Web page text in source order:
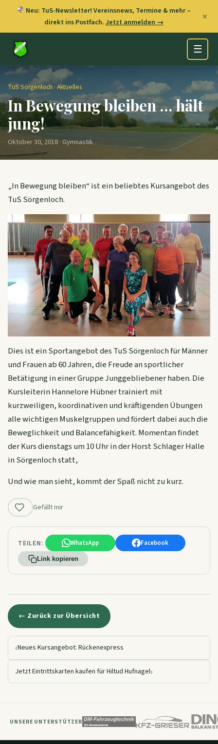
Neu: TuS-Newsletter! Vereinsnews, Termine & mehr –
direkt ins Postfach.Jetzt anmelden →
✕
☰
TuS Sörgenloch · Aktuelles
In Bewegung bleiben … hält
jung!
Oktober 30, 2018 · Gymnastik
„In Bewegung bleiben“ ist ein beliebtes Kursangebot des
TuS Sörgenloch.
Dies ist ein Sportangebot des TuS Sörgenloch für Männer
und Frauen ab 60 Jahren, die Freude an sportlicher
Betätigung in einer Gruppe Junggebliebener haben. Die
Kursleiterin Hannelore Hübner trainiert mit
kurzweiligen, koordinativen und kräftigenden Übungen
alle wichtigen Muskelgruppen und fördert dabei auch die
Beweglichkeit und Balancefähigkeit. Momentan findet
der Kurs dienstags um 10 Uhr in der Horst Schlager Halle
in Sörgenloch statt,
Und wie man sieht, kommt der Spaß nicht zu kurz.
Gefällt mir
TEILEN: WhatsApp Facebook
Link kopieren
← Zurück zur Übersicht
‹Neues Kursangebot: Rückenexpress
Jetzt Eintrittskarten kaufen für Hiltud Hufnagel›
UNSERE UNTERSTÜTZER